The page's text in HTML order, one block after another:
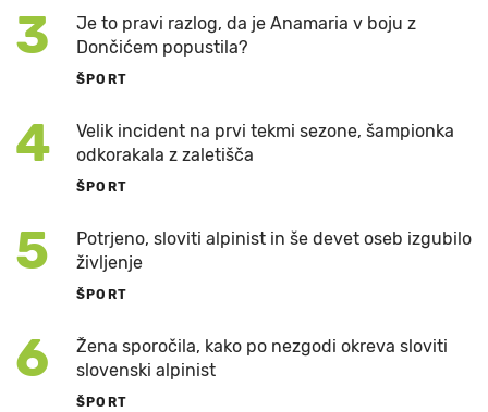
3
Je to pravi razlog, da je Anamaria v boju z
Dončićem popustila?
ŠPORT
4
Velik incident na prvi tekmi sezone, šampionka
odkorakala z zaletišča
ŠPORT
5
Potrjeno, sloviti alpinist in še devet oseb izgubilo
življenje
ŠPORT
6
Žena sporočila, kako po nezgodi okreva sloviti
slovenski alpinist
ŠPORT